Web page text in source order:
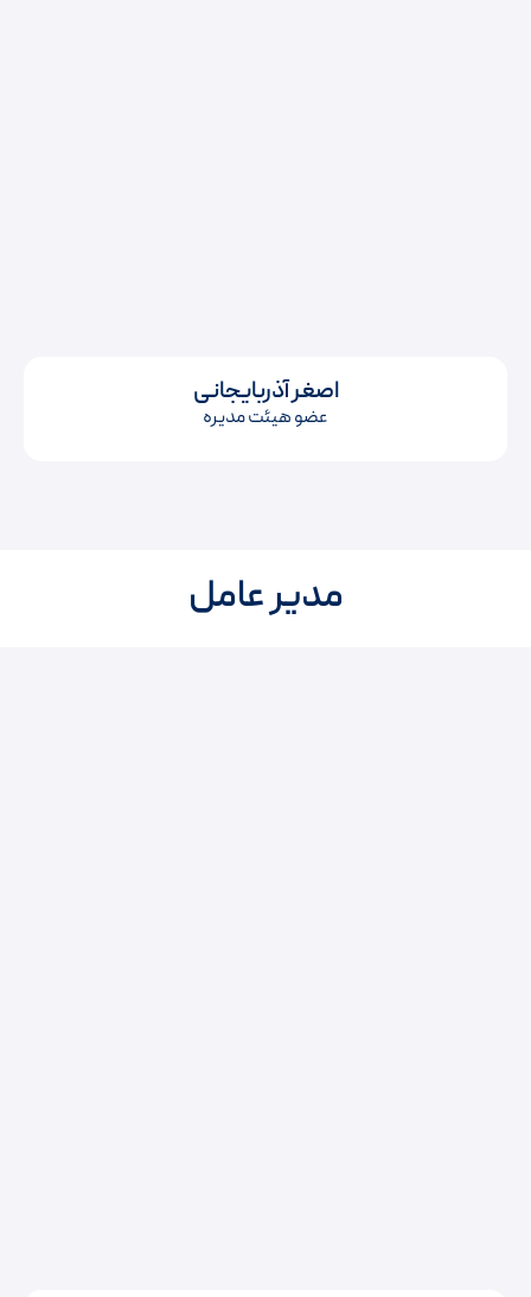
اصغر آذربایجانی
عضو هیئت مدیره
مدیر عامل